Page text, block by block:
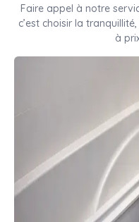
Faire appel à notre
c’est choisir la
à